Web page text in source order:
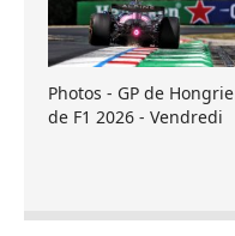
Photos - GP de Hongrie
de F1 2026 - Vendredi